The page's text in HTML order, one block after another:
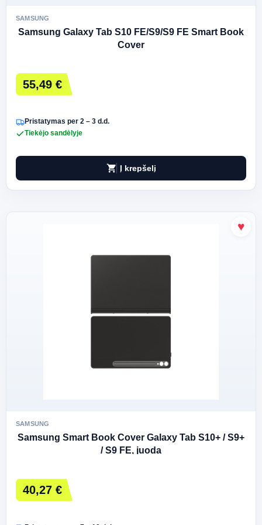
SAMSUNG
Samsung Galaxy Tab S10 FE/S9/S9 FE Smart Book
Cover
55,49 €
Pristatymas per 2 – 3 d.d.
Tiekėjo sandėlyje
shopping_cart Į krepšelį
SAMSUNG
Samsung Smart Book Cover Galaxy Tab S10+ / S9+
/ S9 FE, juoda
40,27 €